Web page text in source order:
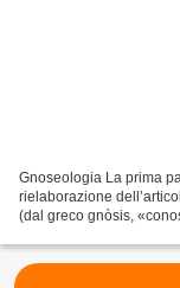
Gnoseologia La prima
rielaborazione
(dal greco gnòsis,